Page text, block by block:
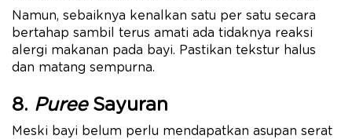
Namun, sebaiknya kenalkan satu per satu secara
bertahap sambil terus amati ada tidaknya reaksi
alergi makanan pada bayi. Pastikan tekstur halus
dan matang sempurna.
8. PureeSayuran
Meski bayi belum perlu mendapatkan asupan serat